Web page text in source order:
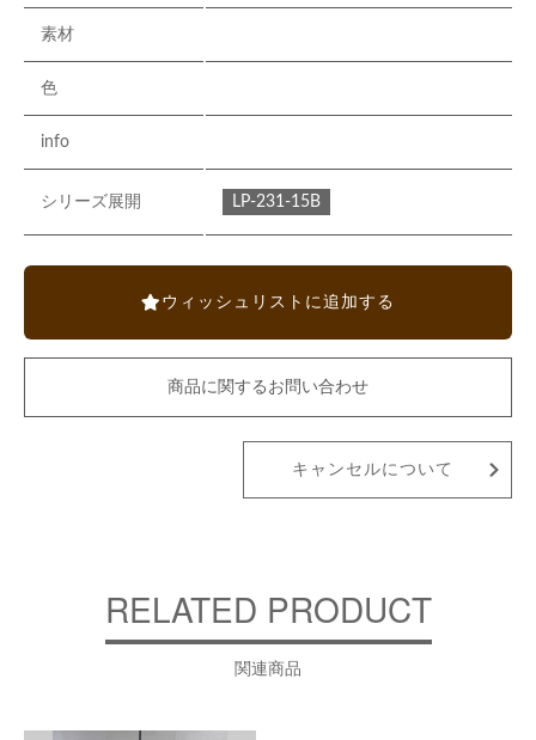
素材
色
info
シリーズ展開 LP-231-15B
ウィッシュリストに追加する
商品に関するお問い合わせ
キャンセルについて
RELATED PRODUCT
関連商品